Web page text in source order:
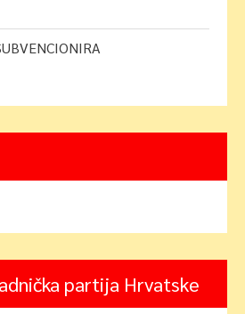
partija Hrvatske